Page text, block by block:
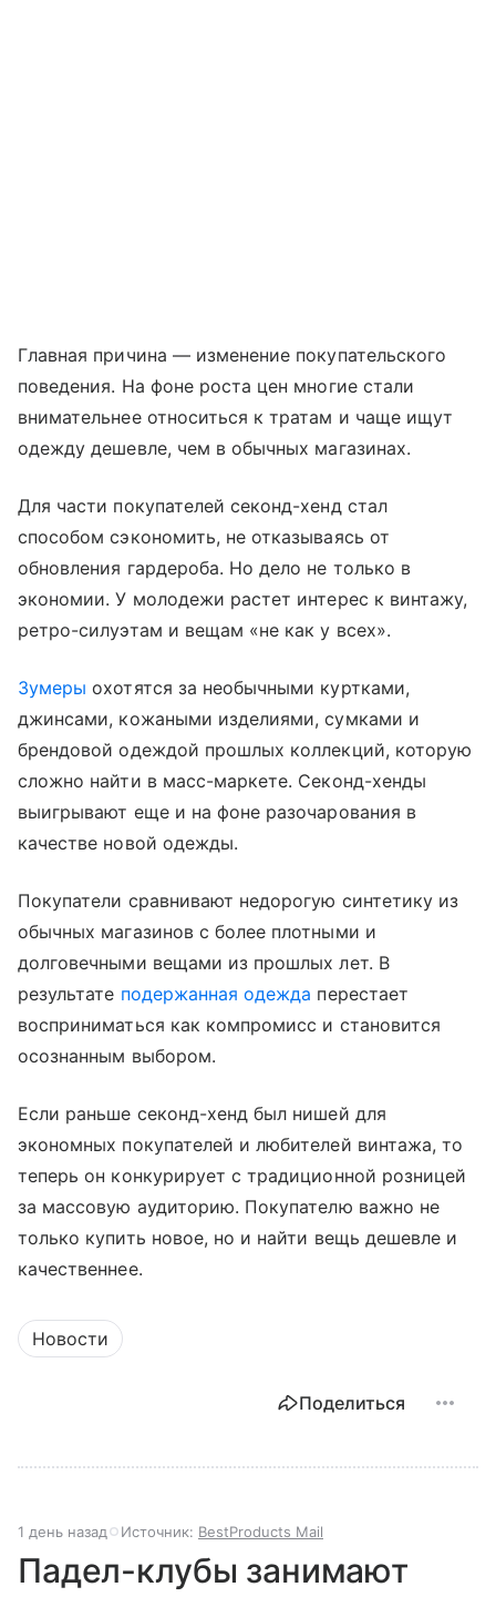
Главная причина — изменение покупательского
поведения. На фоне роста цен многие стали
внимательнее относиться к тратам и чаще ищут
одежду дешевле, чем в обычных магазинах.
Для части покупателей секонд-хенд стал
способом сэкономить, не отказываясь от
обновления гардероба. Но дело не только в
экономии. У молодежи растет интерес к винтажу,
ретро-силуэтам и вещам «не как у всех».
Зумеры охотятся за необычными куртками,
джинсами, кожаными изделиями, сумками и
брендовой одеждой прошлых коллекций, которую
сложно найти в масс-маркете. Секонд-хенды
выигрывают еще и на фоне разочарования в
качестве новой одежды.
Покупатели сравнивают недорогую синтетику из
обычных магазинов с более плотными и
долговечными вещами из прошлых лет. В
результате подержанная одежда перестает
восприниматься как компромисс и становится
осознанным выбором.
Если раньше секонд-хенд был нишей для
экономных покупателей и любителей винтажа, то
теперь он конкурирует с традиционной розницей
за массовую аудиторию. Покупателю важно не
только купить новое, но и найти вещь дешевле и
качественнее.
Новости
Поделиться
1 день назад Источник: BestProducts Mail
Падел-клубы занимают